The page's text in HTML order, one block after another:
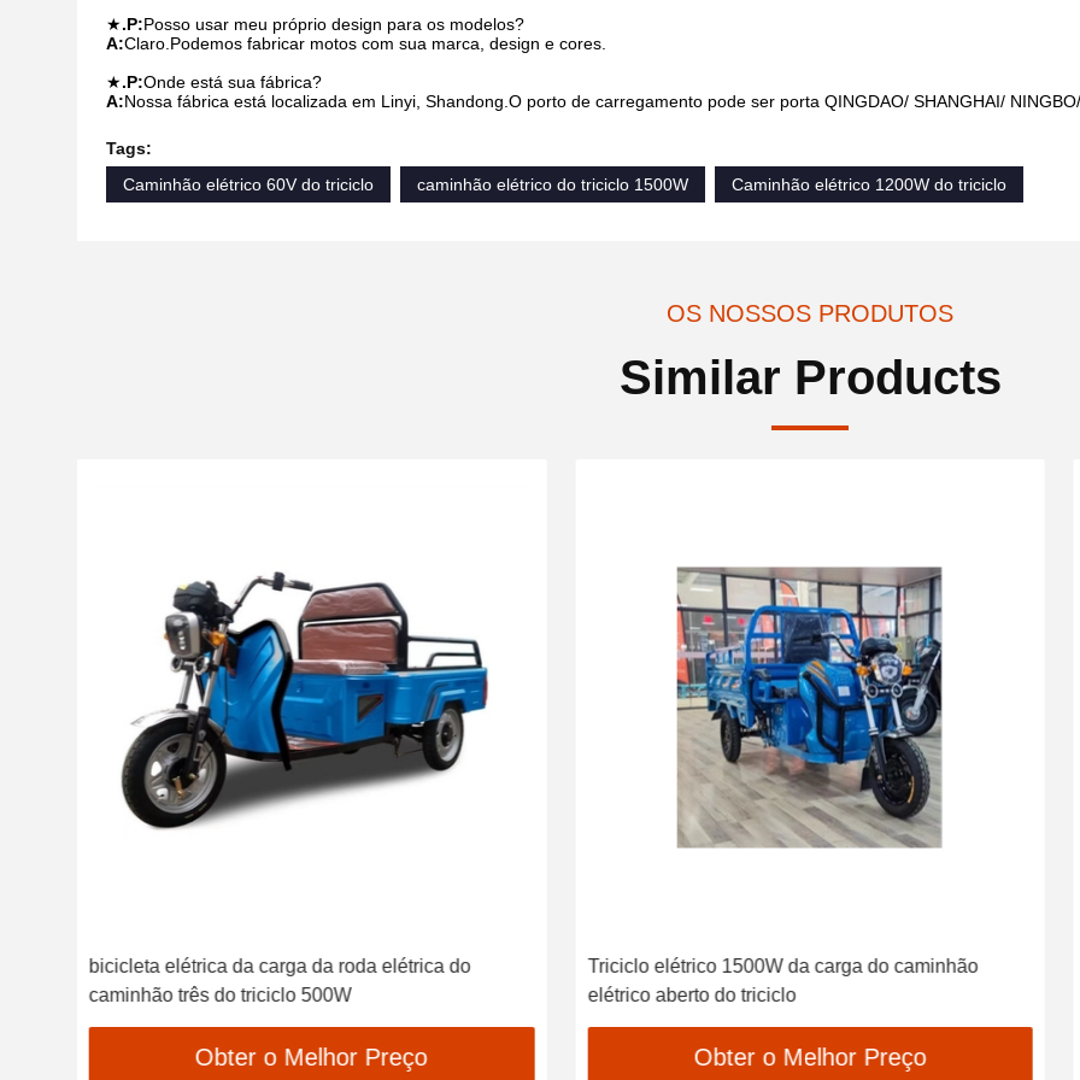
★.P:Posso usar meu próprio design para os modelos?
A:Claro.Podemos fabricar motos com sua marca, design e cores.
★.P:Onde está sua fábrica?
A:Nossa fábrica está localizada em Linyi, Shandong.O porto de carregamento pode ser porta QINGDAO/ SHANGHAI/ NINGBO/
Tags:
Caminhão elétrico 60V do triciclo
caminhão elétrico do triciclo 1500W Caminhão elétrico 1200W do triciclo
OS NOSSOS PRODUTOS
Similar Products
bicicleta elétrica da carga da roda elétrica do
caminhão três do triciclo 500W
Obter o Melhor Preço
Triciclo elétrico 1500W da carga do caminhão
elétrico aberto do triciclo
Obter o Melhor Preço